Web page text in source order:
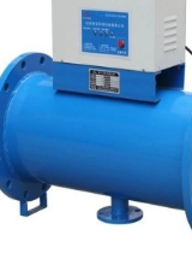
水处
锅炉